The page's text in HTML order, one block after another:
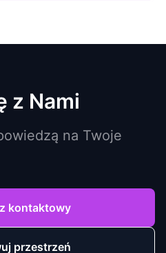
z Nami
na Twoje
przestrzeń
kontaktowy